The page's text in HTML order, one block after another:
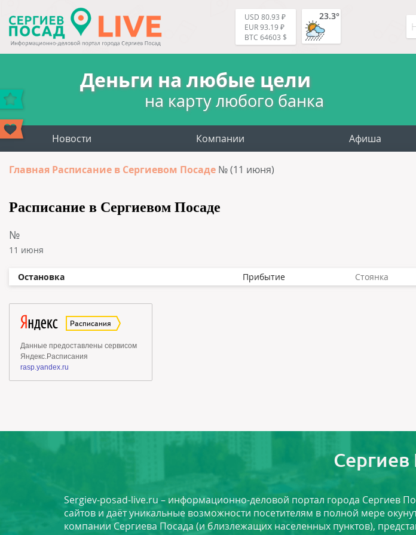
USD 80.93 ₽
EUR 93.19 ₽
BTC 64603 $
23.3°
Деньги на любые цели
на карту любого банка
Новости Компании Афиша
Главная Расписание в Сергиевом Посаде № (11 июня)
Расписание в Сергиевом Посаде
№
11 июня
Остановка Прибытие Стоянка
Сергиев
Sergiev-posad-live.ru – информационно-деловой портал города Сергиев
сайтов и даёт уникальные возможности посетителям в полной мере
компании Сергиева Посада (и близлежащих населенных пунктов),